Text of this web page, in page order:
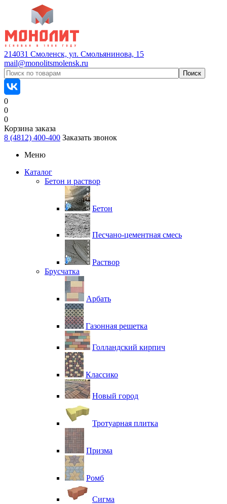
214031 Смоленск, ул. Смольянинова, 15
mail@monolitsmolensk.ru
0
0
0
Корзина заказа
8 (4812) 400-400 Заказать звонок
Меню
Каталог
Бетон и раствор
Бетон
Песчано-цементная смесь
Раствор
Брусчатка
Арбать
Газонная решетка
Голландский кирпич
Классико
Новый город
Тротуарная плитка
Призма
Ромб
Сигма